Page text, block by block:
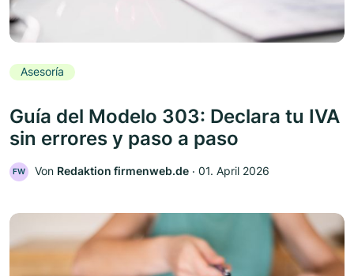
Asesoría
Guía del Modelo 303: Declara tu IVA
sin errores y paso a paso
FW Von Redaktion firmenweb.de ‧ 01. April 2026